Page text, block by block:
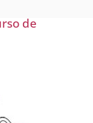
de